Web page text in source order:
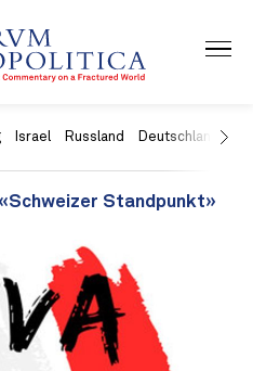
Israel Russland Deutschland
Standpunkt»